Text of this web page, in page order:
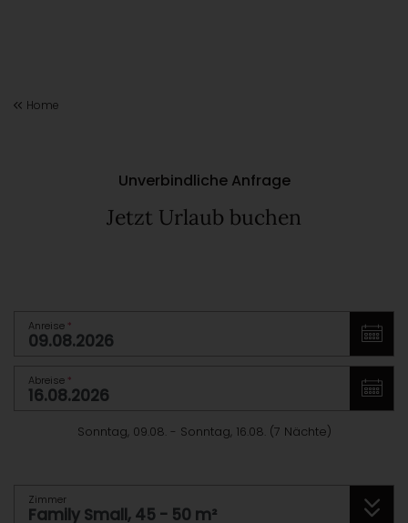
Home
Unverbindliche Anfrage
Jetzt Urlaub buchen
Anreise *
Abreise *
Sonntag, 09.08. - Sonntag, 16.08. (7 Nächte)
Zimmer